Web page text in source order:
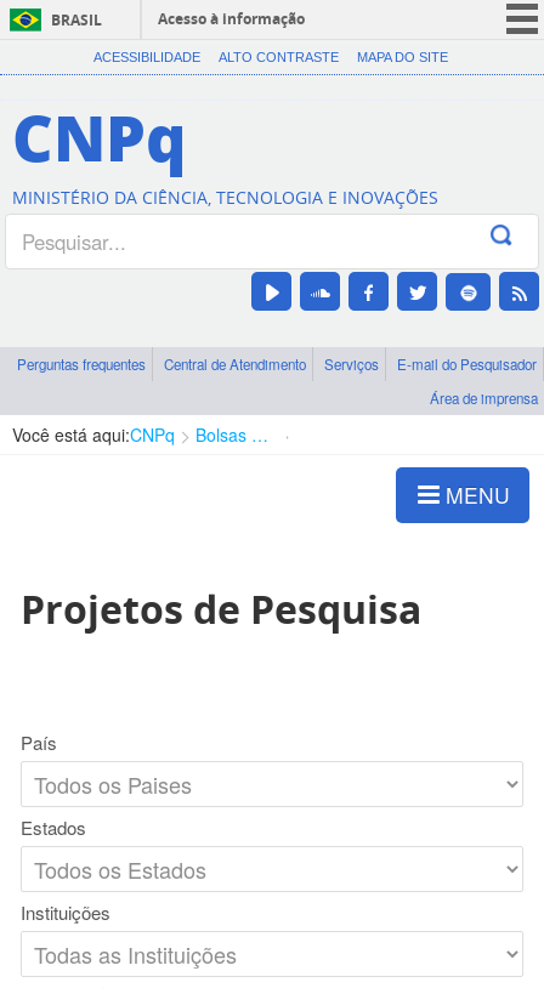
BRASIL
Acesso à informação
CORONAVÍRUS (COVID-19)
Canais
ACESSIBILIDADE ALTO CONTRASTE MAPA DO SITE
CNPq
MINISTÉRIO DA CIÊNCIA, TECNOLOGIA E INOVAÇÕES
Perguntas frequentes Central de Atendimento Serviços
E-mail do Pesquisador
Área de imprensa
Você está aqui:CNPq Bolsas e Auxílios Vigentes
MENU
Projetos de Pesquisa
País
Estados
Instituições